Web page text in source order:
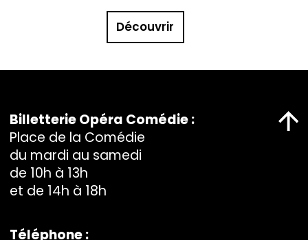
Découvrir
Billetterie Opéra Comédie :
Place de la Comédie
du mardi au samedi
de 10h à 13h
et de 14h à 18h
Téléphone :